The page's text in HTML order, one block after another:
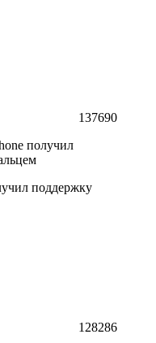
137690
поддержку
128286